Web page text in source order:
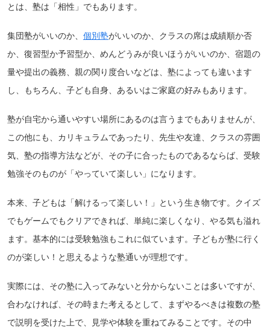
とは、塾は「相性」でもあります。
集団塾がいいのか、 個別塾がいいのか、クラスの席は成績順か否
か、復習型か予習型か、めんどうみが良いほうがいいのか、宿題の
量や提出の義務、親の関り度合いなどは、塾によっても違います
し、もちろん、子ども自身、あるいはご家庭の好みもあります。
塾が自宅から通いやすい場所にあるのは言うまでもありませんが、
この他にも、カリキュラムであったり、先生や友達、クラスの雰囲
気、塾の指導方法などが、その子に合ったものであるならば、受験
勉強そのものが「やっていて楽しい」になります。
本来、子どもは「解けるって楽しい！」という生き物です。クイズ
でもゲームでもクリアできれば、単純に楽しくなり、やる気も溢れ
ます。基本的には受験勉強もこれに似ています。子どもが塾に行く
のが楽しい！と思えるような塾通いが理想です。
実際には、その塾に入ってみないと分からないことは多いですが、
合わなければ、その時また考えるとして、まずやるべきは複数の塾
で説明を受けた上で、見学や体験を重ねてみることです。その中